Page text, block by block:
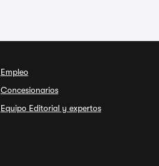
Empleo
Concesionarios
Equipo Editorial y expertos